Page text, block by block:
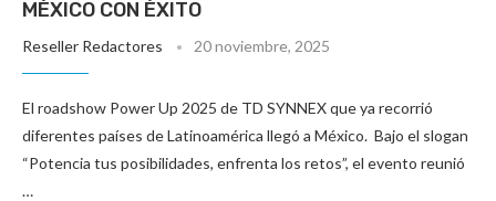
MÉXICO CON ÉXITO
Reseller Redactores 20 noviembre, 2025
El roadshow Power Up 2025 de TD SYNNEX que ya recorrió
diferentes países de Latinoamérica llegó a México. Bajo el slogan
“Potencia tus posibilidades, enfrenta los retos”, el evento reunió
…